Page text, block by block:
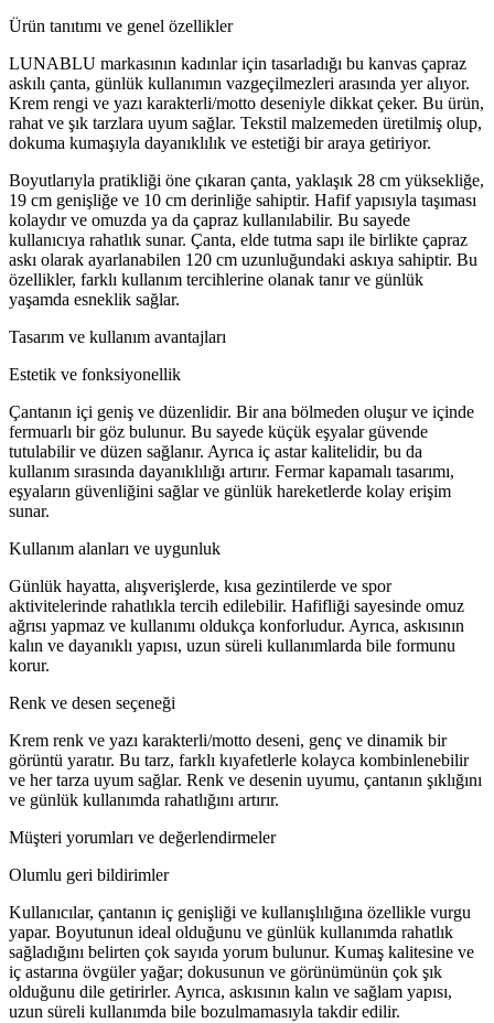
Ürün tanıtımı ve genel özellikler
LUNABLU markasının kadınlar için tasarladığı bu kanvas çapraz
askılı çanta, günlük kullanımın vazgeçilmezleri arasında yer alıyor.
Krem rengi ve yazı karakterli/motto deseniyle dikkat çeker. Bu ürün,
rahat ve şık tarzlara uyum sağlar. Tekstil malzemeden üretilmiş olup,
dokuma kumaşıyla dayanıklılık ve estetiği bir araya getiriyor.
Boyutlarıyla pratikliği öne çıkaran çanta, yaklaşık 28 cm yüksekliğe,
19 cm genişliğe ve 10 cm derinliğe sahiptir. Hafif yapısıyla taşıması
kolaydır ve omuzda ya da çapraz kullanılabilir. Bu sayede
kullanıcıya rahatlık sunar. Çanta, elde tutma sapı ile birlikte çapraz
askı olarak ayarlanabilen 120 cm uzunluğundaki askıya sahiptir. Bu
özellikler, farklı kullanım tercihlerine olanak tanır ve günlük
yaşamda esneklik sağlar.
Tasarım ve kullanım avantajları
Estetik ve fonksiyonellik
Çantanın içi geniş ve düzenlidir. Bir ana bölmeden oluşur ve içinde
fermuarlı bir göz bulunur. Bu sayede küçük eşyalar güvende
tutulabilir ve düzen sağlanır. Ayrıca iç astar kalitelidir, bu da
kullanım sırasında dayanıklılığı artırır. Fermar kapamalı tasarımı,
eşyaların güvenliğini sağlar ve günlük hareketlerde kolay erişim
sunar.
Kullanım alanları ve uygunluk
Günlük hayatta, alışverişlerde, kısa gezintilerde ve spor
aktivitelerinde rahatlıkla tercih edilebilir. Hafifliği sayesinde omuz
ağrısı yapmaz ve kullanımı oldukça konforludur. Ayrıca, askısının
kalın ve dayanıklı yapısı, uzun süreli kullanımlarda bile formunu
korur.
Renk ve desen seçeneği
Krem renk ve yazı karakterli/motto deseni, genç ve dinamik bir
görüntü yaratır. Bu tarz, farklı kıyafetlerle kolayca kombinlenebilir
ve her tarza uyum sağlar. Renk ve desenin uyumu, çantanın şıklığını
ve günlük kullanımda rahatlığını artırır.
Müşteri yorumları ve değerlendirmeler
Olumlu geri bildirimler
Kullanıcılar, çantanın iç genişliği ve kullanışlılığına özellikle vurgu
yapar. Boyutunun ideal olduğunu ve günlük kullanımda rahatlık
sağladığını belirten çok sayıda yorum bulunur. Kumaş kalitesine ve
iç astarına övgüler yağar; dokusunun ve görünümünün çok şık
olduğunu dile getirirler. Ayrıca, askısının kalın ve sağlam yapısı,
uzun süreli kullanımda bile bozulmamasıyla takdir edilir.